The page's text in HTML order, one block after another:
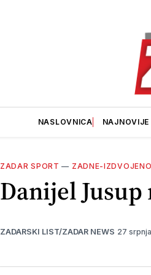
NASLOVNICA
ZADAR SPORT — ZADNE-IZDVOJENO
Danijel
ZADARSKI LIST/ZADAR NEWS 27